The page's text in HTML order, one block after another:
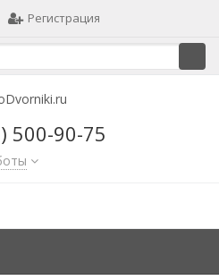
Регистрация
500-90-75